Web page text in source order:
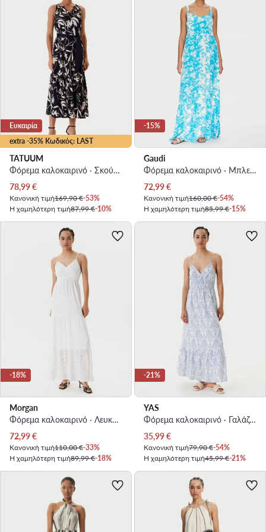
extra -35% Κωδικός: LAST
Ευκαιρία
TATUUM
Φόρεμα καλοκαιρινό · Σκούρο μπλε · Maxi
Τρέχουσα τιμή
78,99€
Κανονική τιμή169,90 €-53%
Η χαμηλότερη τιμή87,99 €-10%
-15%
Gaudi
Φόρεμα καλοκαιρινό · Μπλε · Maxi
Τρέχουσα τιμή
72,99€
Κανονική τιμή160,00 €-54%
Η χαμηλότερη τιμή85,99 €-15%
-18%
Morgan
Φόρεμα καλοκαιρινό · Λευκό · Maxi
Τρέχουσα τιμή
72,99€
Κανονική τιμή110,00 €-33%
Η χαμηλότερη τιμή89,99 €-18%
-21%
YAS
Φόρεμα καλοκαιρινό · Γαλάζιο · Maxi
Τρέχουσα τιμή
35,99€
Κανονική τιμή79,90 €-54%
Η χαμηλότερη τιμή45,99 €-21%